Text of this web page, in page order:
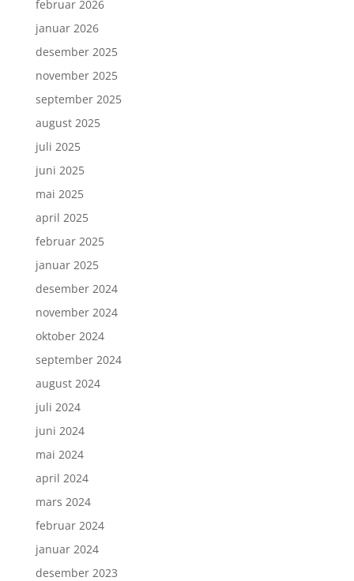
februar 2026
januar 2026
desember 2025
november 2025
september 2025
august 2025
juli 2025
juni 2025
mai 2025
april 2025
februar 2025
januar 2025
desember 2024
november 2024
oktober 2024
september 2024
august 2024
juli 2024
juni 2024
mai 2024
april 2024
mars 2024
februar 2024
januar 2024
desember 2023